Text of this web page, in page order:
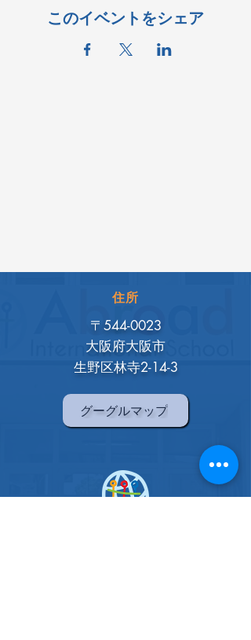
このイベントをシェア
住所
〒544-0023
大阪府大阪市
生野区林寺2-14-3
グーグルマップ